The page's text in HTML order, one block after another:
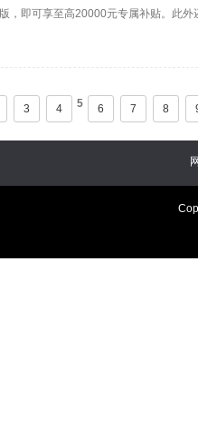
，即可享至高20000元专属补贴。此
3 4 5 6 7 8